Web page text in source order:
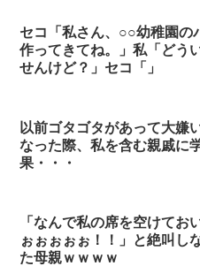
セコ「私さん、○○幼稚園の
作ってきてね。」私「どう
せんけど？」セコ「」
以前ゴタゴタがあって大嫌
なった際、私を含む親戚に
果・・・
「なんで私の席を空けてお
ぉぉぉぉぉ！！」と絶叫し
た母親ｗｗｗｗ